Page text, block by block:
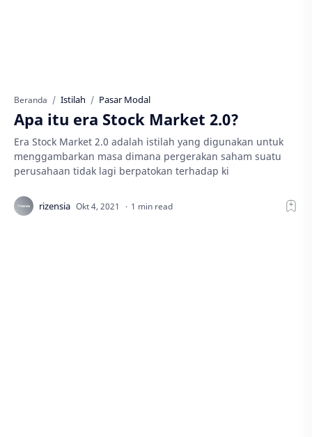
Beranda Istilah Pasar Modal
Apa itu era Stock Market 2.0?
Era Stock Market 2.0 adalah istilah yang digunakan untuk
menggambarkan masa dimana pergerakan saham suatu
perusahaan tidak lagi berpatokan terhadap ki
1 min read